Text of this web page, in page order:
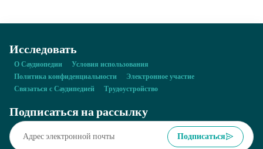
Исследовать
О Саудиопедии
Условия использования
Политика конфиденциальности
Электронное участие
Связаться с Саудипедией
Трудоустройство
Подписаться на рассылку
Подписаться